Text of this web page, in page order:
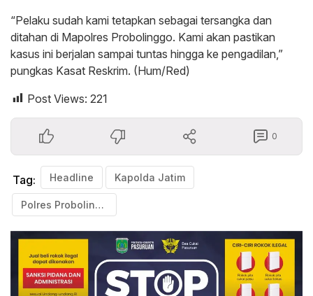
“Pelaku sudah kami tetapkan sebagai tersangka dan
ditahan di Mapolres Probolinggo. Kami akan pastikan
kasus ini berjalan sampai tuntas hingga ke pengadilan,”
pungkas Kasat Reskrim. (Hum/Red)
Post Views: 221
0
Tag: Headline Kapolda Jatim
Polres Probolinggo